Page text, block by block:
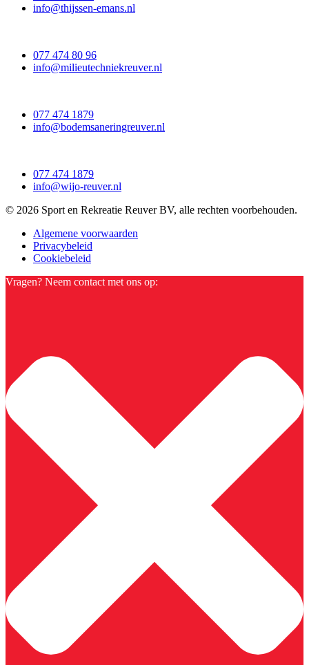
info@thijssen-emans.nl
077 474 80 96
info@milieutechniekreuver.nl
077 474 1879
info@bodemsaneringreuver.nl
077 474 1879
info@wijo-reuver.nl
© 2026 Sport en Rekreatie Reuver BV, alle rechten voorbehouden.
Algemene voorwaarden
Privacybeleid
Cookiebeleid
Vragen? Neem contact met ons op: